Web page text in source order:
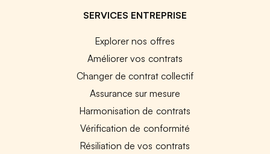
SERVICES ENTREPRISE
Explorer nos offres
Améliorer vos contrats
Changer de contrat collectif
Assurance sur mesure
Harmonisation de contrats
Vérification de conformité
Résiliation de vos contrats